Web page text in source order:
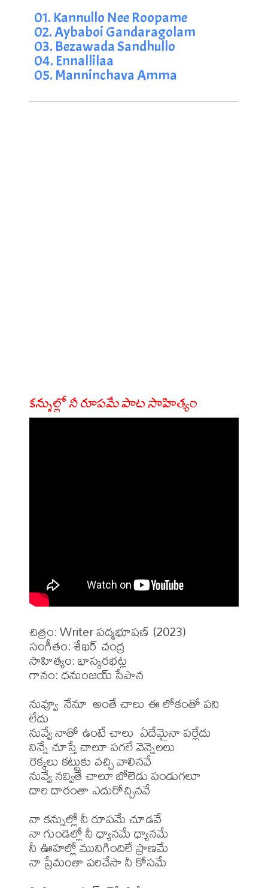
01. Kannullo Nee Roopame
02. Aybaboi Gandaragolam
03. Bezawada Sandhullo
04. Ennallilaa
05. Manninchava Amma
కన్నుల్లో నీ రూపమే పాట సాహిత్యం
చిత్రం: Writer పద్మభూషణ్ (2023)
సంగీతం: శేఖర్ చంద్ర
సాహిత్యం: భాస్కరభట్ల
గానం: ధనుంజయ్ సేపాన
నువ్వూ  నేనూ  అంతే చాలు ఈ లోకంతో పని
లేదు
నువ్వే నాతో ఉంటే చాలు  ఏదేమైనా పర్లేదు
నిన్నే చూస్తే చాలూ పగలే వెన్నెలలు
రెక్కలు కట్టుకు వచ్చి వాలినవే
నువ్వే నవ్వితే చాలూ బోలెడు పండుగలూ
దారి దారంతా ఎదురోచ్చినవే
నా కన్నుల్లో నీ రూపమే చూడవే
నా గుండెల్లో నీ ధ్యానమే ధ్యానమే
నీ ఊహల్లో మునిగిందిలే ప్రాణమే
నా ప్రేమంతా పరిచేసా నీ కోసమే